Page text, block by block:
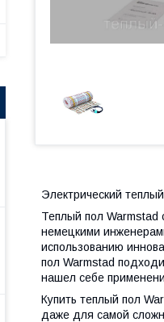
Электрический
Теплый пол Warmstad
немецкими
использованию
пол Warmstad
нашел себе
Купить теплый пол
даже для самой